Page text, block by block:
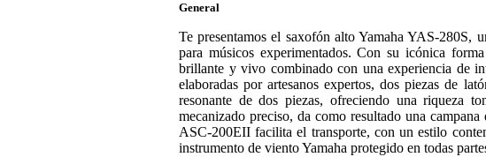
General
Te presentamos el saxofón alto Yamaha YAS-280S,
para músicos experimentados. Con su icónica
brillante y vivo combinado con una experiencia de
elaboradas por artesanos expertos, dos piezas de
resonante de dos piezas, ofreciendo una riqueza
mecanizado preciso, da como resultado una
ASC-200EII facilita el transporte, con un estilo
instrumento de viento Yamaha protegido en todas